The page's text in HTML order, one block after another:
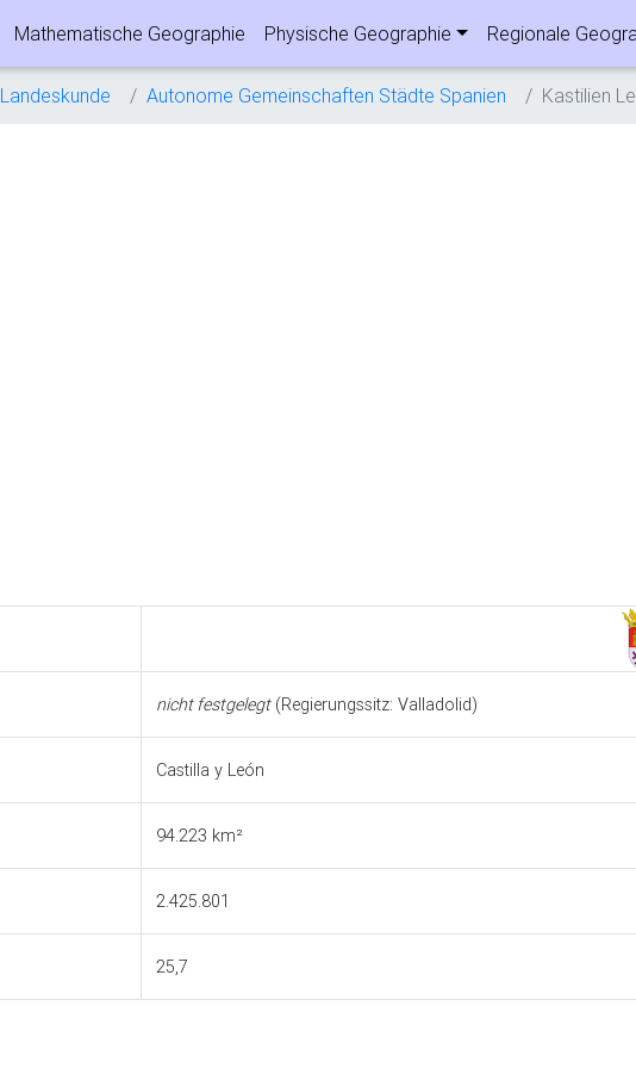
Mathematische Geographie Physische Geographie Regionale
Landeskunde Autonome Gemeinschaften Städte Spanien Kastilien
nicht festgelegt(Regierungssitz: Valladolid)
Castilla y León
94.223 km²
2.425.801
25,7